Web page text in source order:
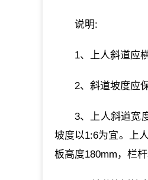
说明:
1、上人斜道应
2、斜道坡度应
3、上人斜道宽
坡度以1:6为宜。上
板高度180mm，栏